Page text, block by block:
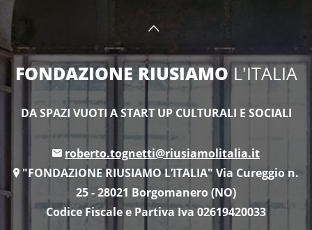
FONDAZIONE RIUSIAMOL'ITALIA
DA SPAZI VUOTI A START UP CULTURALI E SOCIALI
roberto.tognetti@riusiamolitalia.it
"FONDAZIONE RIUSIAMO L’ITALIA" Via Cureggio n.
25 - 28021 Borgomanero (NO)
Codice Fiscale e Partiva Iva 02619420033